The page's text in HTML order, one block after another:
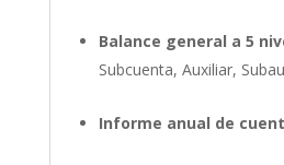
Balance general a 5
Subcuenta, Auxiliar,
Informe anual de